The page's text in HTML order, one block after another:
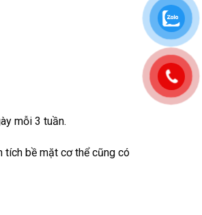
mỗi 3 tuần.
tích bề mặt cơ thể cũng có